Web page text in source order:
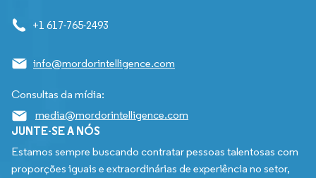
+1 617-765-2493
info@mordorintelligence.com
Consultas da mídia:
media@mordorintelligence.com
JUNTE-SE A NÓS
Estamos sempre buscando contratar pessoas talentosas com
proporções iguais e extraordinárias de experiência no setor,